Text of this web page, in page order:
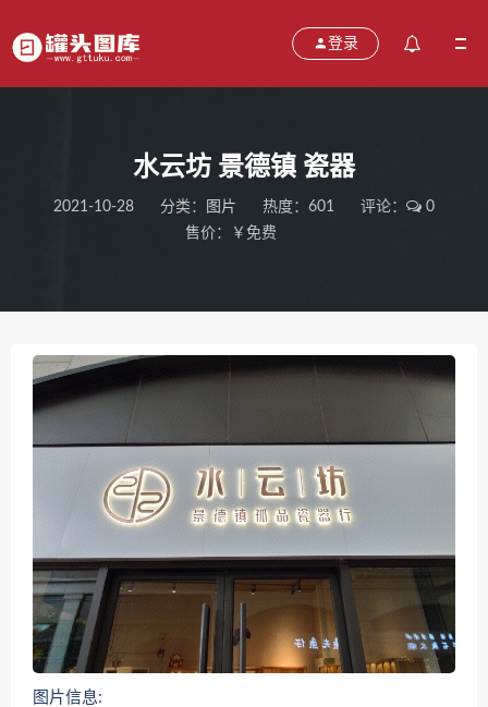
登录
水云坊 景德镇 瓷器
2021-10-28 分类： 图片 热度：601 评论：
0
售价：￥免费
图片信息: